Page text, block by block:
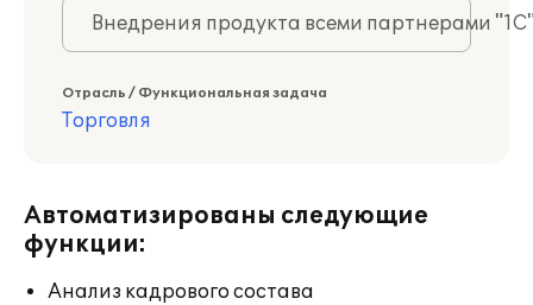
Внедрения продукта всеми партнерами
Отрасль / Функциональная задача
Торговля
Автоматизированы следующие
функции:
Анализ кадрового состава